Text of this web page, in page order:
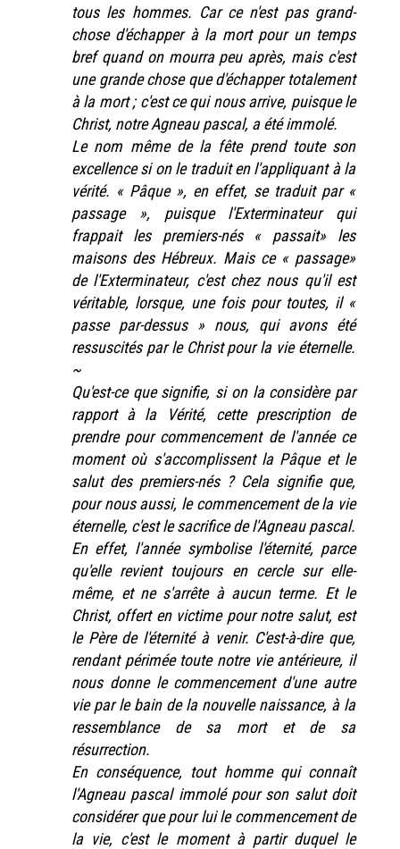
tous les hommes. Car ce n'est pas grand-
chose d'échapper à la mort pour un temps
bref quand on mourra peu après, mais c'est
une grande chose que d'échapper totalement
à la mort ; c'est ce qui nous arrive, puisque le
Christ, notre Agneau pascal, a été immolé.
Le nom même de la fête prend toute son
excellence si on le traduit en l'appliquant à la
vérité. « Pâque », en effet, se traduit par «
passage », puisque l'Exterminateur qui
frappait les premiers-nés « passait» les
maisons des Hébreux. Mais ce « passage»
de l'Exterminateur, c'est chez nous qu'il est
véritable, lorsque, une fois pour toutes, il «
passe par-dessus » nous, qui avons été
ressuscités par le Christ pour la vie éternelle.
~
Qu'est-ce que signifie, si on la considère par
rapport à la Vérité, cette prescription de
prendre pour commencement de l'année ce
moment où s'accomplissent la Pâque et le
salut des premiers-nés ? Cela signifie que,
pour nous aussi, le commencement de la vie
éternelle, c'est le sacrifice de l'Agneau pascal.
En effet, l'année symbolise l'éternité, parce
qu'elle revient toujours en cercle sur elle-
même, et ne s'arrête à aucun terme. Et le
Christ, offert en victime pour notre salut, est
le Père de l'éternité à venir. C'est-à-dire que,
rendant périmée toute notre vie antérieure, il
nous donne le commencement d'une autre
vie par le bain de la nouvelle naissance, à la
ressemblance de sa mort et de sa
résurrection.
En conséquence, tout homme qui connaît
l'Agneau pascal immolé pour son salut doit
considérer que pour lui le commencement de
la vie, c'est le moment à partir duquel le